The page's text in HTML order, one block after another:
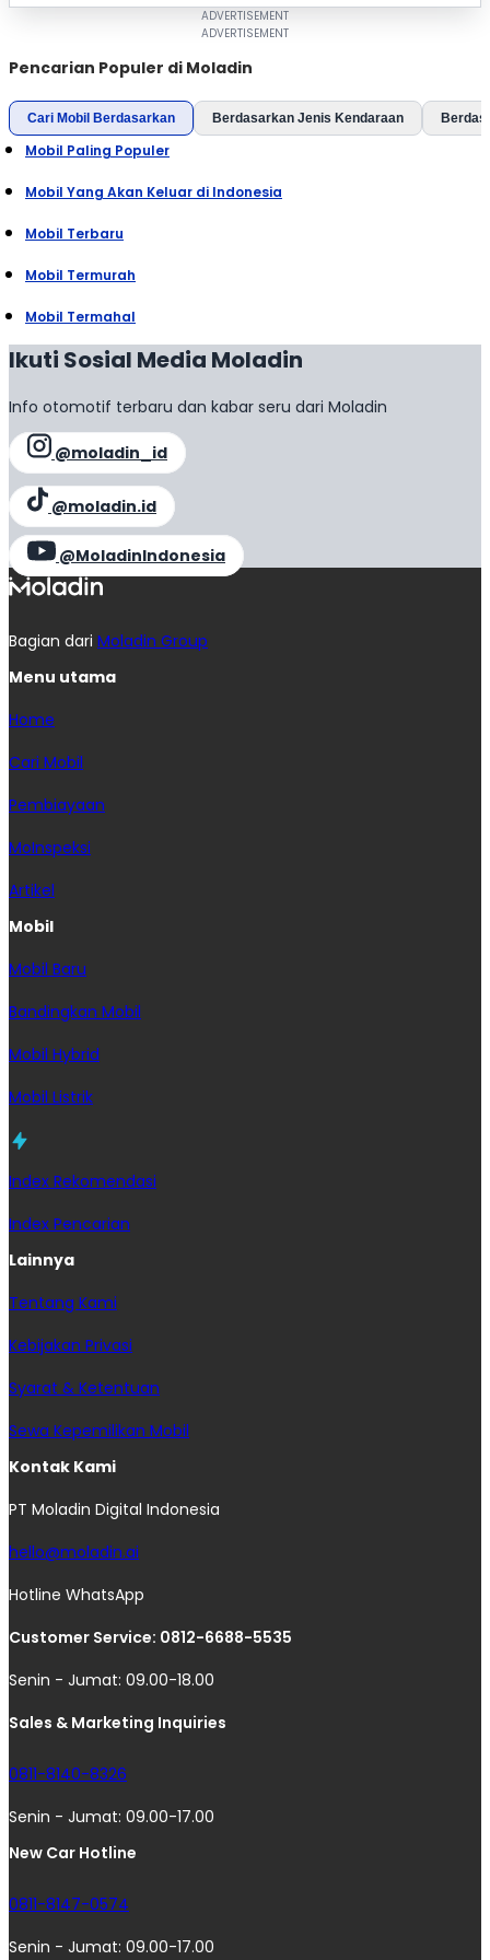
Pencarian Populer di Moladin
Cari Mobil Berdasarkan Berdasarkan Jenis Kendaraan
Mobil Paling Populer
Mobil Yang Akan Keluar di Indonesia
Mobil Terbaru
Mobil Termurah
Mobil Termahal
Ikuti Sosial Media Moladin
Info otomotif terbaru dan kabar seru dari Moladin
@moladin_id
@moladin.id
@MoladinIndonesia
Bagian dari Moladin Group
Menu utama
Home
Cari Mobil
Pembiayaan
MoInspeksi
Artikel
Mobil
Mobil Baru
Bandingkan Mobil
Mobil Hybrid
Mobil Listrik
Index Rekomendasi
Index Pencarian
Lainnya
Tentang Kami
Kebijakan Privasi
Syarat & Ketentuan
Sewa Kepemilikan Mobil
Kontak Kami
PT Moladin Digital Indonesia
hello@moladin.ai
Hotline WhatsApp
Customer Service: 0812-6688-5535
Senin - Jumat: 09.00-18.00
Sales & Marketing Inquiries
0811-8140-8326
Senin - Jumat: 09.00-17.00
New Car Hotline
0811-8147-0574
Senin - Jumat: 09.00-17.00